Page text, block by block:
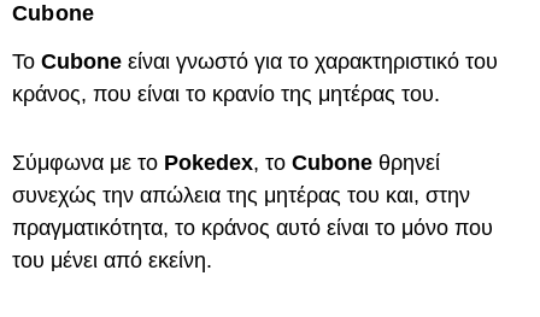
Cubone
Το Cubone είναι γνωστό για το χαρακτηριστικό του
κράνος, που είναι το κρανίο της μητέρας του.
Σύμφωνα με το Pokedex, το Cubone θρηνεί
συνεχώς την απώλεια της μητέρας του και, στην
πραγματικότητα, το κράνος αυτό είναι το μόνο που
του μένει από εκείνη.